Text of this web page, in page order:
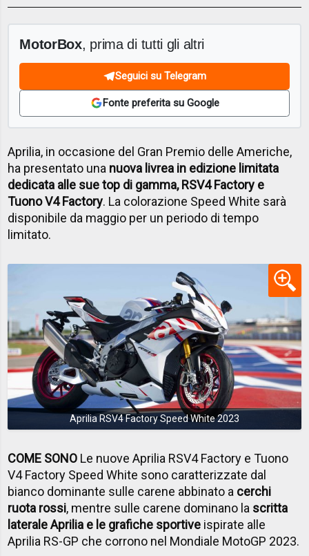
MotorBox, prima di tutti gli altri
Seguici su Telegram
Fonte preferita su Google
Aprilia, in occasione del Gran Premio delle Americhe,
ha presentato una nuova livrea in edizione limitata
dedicata alle sue top di gamma, RSV4 Factory e
Tuono V4 Factory. La colorazione Speed White sarà
disponibile da maggio per un periodo di tempo
limitato.
Aprilia RSV4 Factory Speed White 2023
COME SONO Le nuove Aprilia RSV4 Factory e Tuono
V4 Factory Speed White sono caratterizzate dal
bianco dominante sulle carene abbinato a cerchi
ruota rossi, mentre sulle carene dominano la scritta
laterale Aprilia e le grafiche sportive ispirate alle
Aprilia RS-GP che corrono nel Mondiale MotoGP 2023.